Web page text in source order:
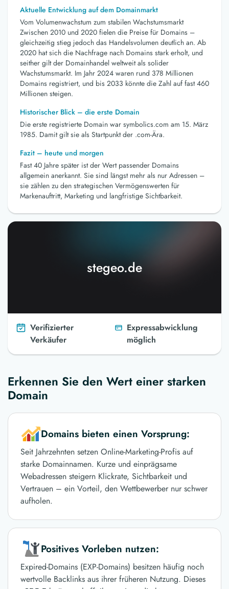
stegeo.de
Verifizierter
Verkäufer
Expressabwicklung
möglich
Erkennen Sie den Wert einer starken
Domain
Domains bieten einen Vorsprung:
Seit Jahrzehnten setzen Online-Marketing-Profis auf
starke Domainnamen. Kurze und einprägsame
Webadressen steigern Klickrate, Sichtbarkeit und
Vertrauen – ein Vorteil, den Wettbewerber nur schwer
aufholen.
Positives Vorleben nutzen:
Expired-Domains (EXP-Domains) besitzen häufig noch
wertvolle Backlinks aus ihrer früheren Nutzung. Dieses
Aktuelle Entwicklung auf dem Domainmarkt
Vom Volumenwachstum zum stabilen Wachstumsmarkt
Zwischen 2010 und 2020 fielen die Preise für Domains –
gleichzeitig stieg jedoch das Handelsvolumen deutlich an. Ab
2020 hat sich die Nachfrage nach Domains stark erholt, und
seither gilt der Domainhandel weltweit als solider
Wachstumsmarkt. Im Jahr 2024 waren rund 378 Millionen
Domains registriert, und bis 2033 könnte die Zahl auf fast 460
Millionen steigen.
Historischer Blick – die erste Domain
Die erste registrierte Domain war symbolics.com am 15. März
1985. Damit gilt sie als Startpunkt der .com-Ära.
Fazit – heute und morgen
Fast 40 Jahre später ist der Wert passender Domains
allgemein anerkannt. Sie sind längst mehr als nur Adressen –
sie zählen zu den strategischen Vermögenswerten für
Markenauftritt, Marketing und langfristige Sichtbarkeit.